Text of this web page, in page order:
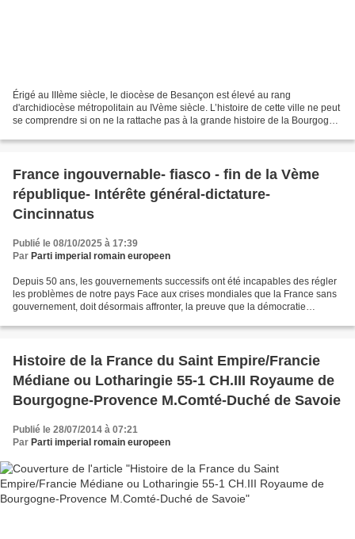
Érigé au IIIème siècle, le diocèse de Besançon est élevé au rang
d'archidiocèse métropolitain au IVème siècle. L’histoire de cette ville ne peut
se comprendre si on ne la rattache pas à la grande histoire de la Bourgogne
France ingouvernable- fiasco - fin de la Vème
république- Intérête général-dictature-
Cincinnatus
Publié le 08/10/2025 à 17:39
Par Parti imperial romain europeen
Depuis 50 ans, les gouvernements successifs ont été incapables des régler
les problèmes de notre pays Face aux crises mondiales que la France sans
gouvernement, doit désormais affronter, la preuve que la démocratie
Histoire de la France du Saint Empire/Francie
Médiane ou Lotharingie 55-1 CH.III Royaume de
Bourgogne-Provence M.Comté-Duché de Savoie
Publié le 28/07/2014 à 07:21
Par Parti imperial romain europeen